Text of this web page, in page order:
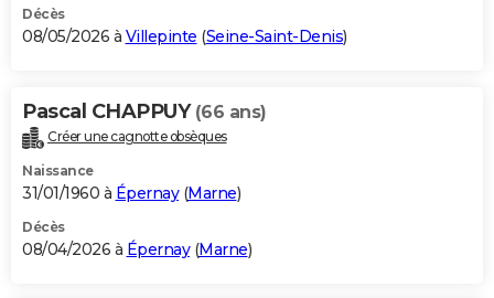
BONS PLANS
Carte de Noël
Carte Bonne année
Carte Saint-Valentin
Carte Pâques
Carte d'anniversaire
DICTIONNAIRE
Dictionnaire
Biographies
Citations
Expressions
Proverbes
PROGRAMME TV
S'inscrire
Se connecter
Lycées
Collèges
Primaires
Universités
Entreprises
Service militaire
Avis de recherche
AVIS DE DÉCÈS
Décès
08/05/2026 à Villepinte (Seine-Saint-Denis)
Pascal CHAPPUY (66 ans)
Créer une cagnotte obsèques
Naissance
31/01/1960 à Épernay(Marne)
Décès
08/04/2026 à Épernay(Marne)